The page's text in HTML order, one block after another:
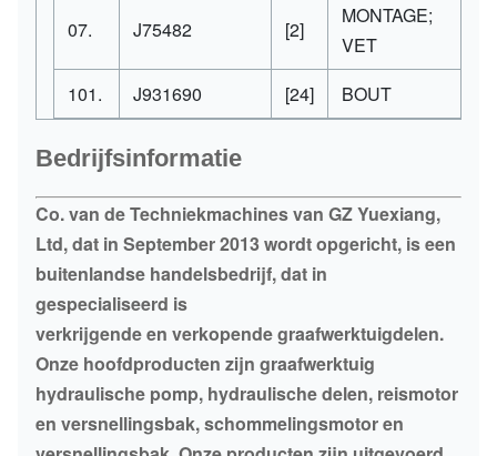
07. J75482 [2]
MONTAGE;
VET
101.
J931690 [24] BOUT
Bedrijfsinformatie
Co. van de Techniekmachines van GZ Yuexiang,
Ltd, dat in September 2013 wordt opgericht, is een
buitenlandse handelsbedrijf, dat in
gespecialiseerd is
verkrijgende en verkopende graafwerktuigdelen.
Onze hoofdproducten zijn graafwerktuig
hydraulische pomp, hydraulische delen, reismotor
en versnellingsbak, schommelingsmotor en